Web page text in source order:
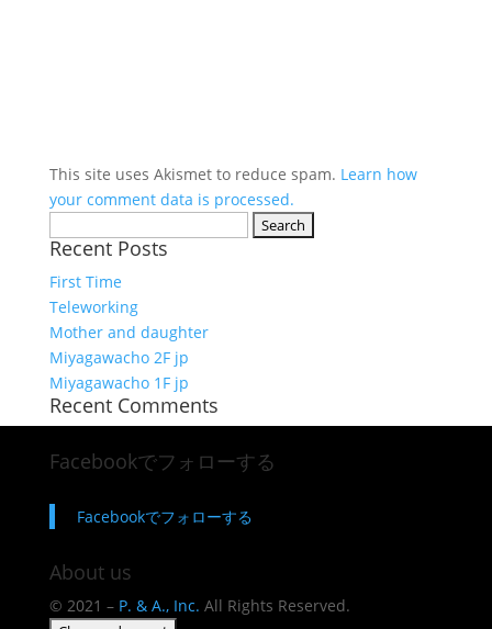
This site uses Akismet to reduce spam. Learn how
your comment data is processed.
for:
Recent Posts
First Time
Teleworking
Mother and daughter
Miyagawacho 2F jp
Miyagawacho 1F jp
Recent Comments
Facebookでフォローする
Facebookでフォローする
About us
© 2021 – P. & A., Inc. All Rights Reserved.